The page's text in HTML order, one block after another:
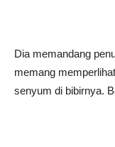
Dia memandang
memang
senyum di bibirnya.